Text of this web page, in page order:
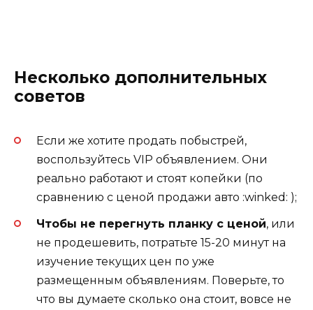
Несколько дополнительных
советов
Если же хотите продать побыстрей,
воспользуйтесь VIP объявлением. Они
реально работают и стоят копейки (по
сравнению с ценой продажи авто :winked: );
Чтобы не перегнуть планку с ценой, или
не продешевить, потратьте 15-20 минут на
изучение текущих цен по уже
размещенным объявлениям. Поверьте, то
что вы думаете сколько она стоит, вовсе не